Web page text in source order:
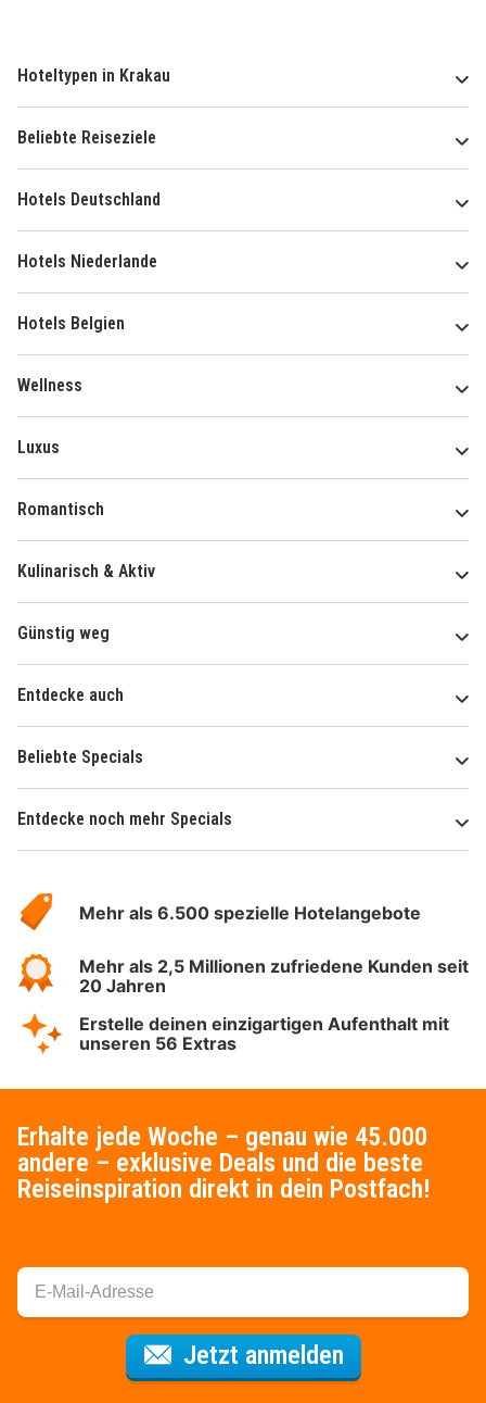
Hoteltypen in Krakau
Beliebte Reiseziele
Hotels Deutschland
Hotels Niederlande
Hotels Belgien
Wellness
Luxus
Romantisch
Kulinarisch & Aktiv
Günstig weg
Entdecke auch
Beliebte Specials
Entdecke noch mehr Specials
Hotelspecials
Mehr als 6.500 spezielle Hotelangebote
Mehr als 2,5 Millionen zufriedene Kunden seit
20 Jahren
Erstelle deinen einzigartigen Aufenthalt mit
unseren 56 Extras
Erhalte jede Woche – genau wie 45.000
andere – exklusive Deals und die beste
Reiseinspiration direkt in dein Postfach!
Jetzt anmeldenFür den